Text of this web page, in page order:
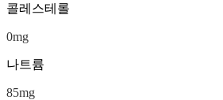
콜레스테롤
0mg
나트륨
85mg